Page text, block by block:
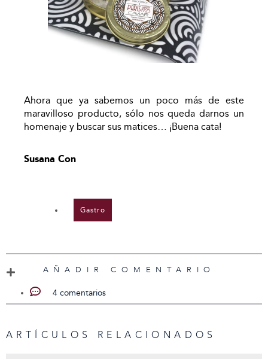
Ahora que ya sabemos un poco más de este
maravilloso producto, sólo nos queda darnos un
homenaje y buscar sus matices… ¡Buena cata!
Susana Con
Gastro
AÑADIR COMENTARIO
4 comentarios
ARTÍCULOS RELACIONADOS